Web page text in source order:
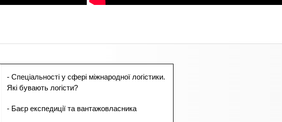
- Спеціальності у сфері міжнародної логістики.
Які бувають логісти?
- Баєр експедиції та вантажовласника